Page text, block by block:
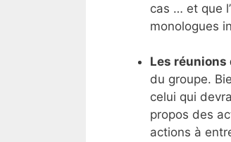
cas … et que
monologues
Les réunions
du groupe.
celui qui
propos des
actions à